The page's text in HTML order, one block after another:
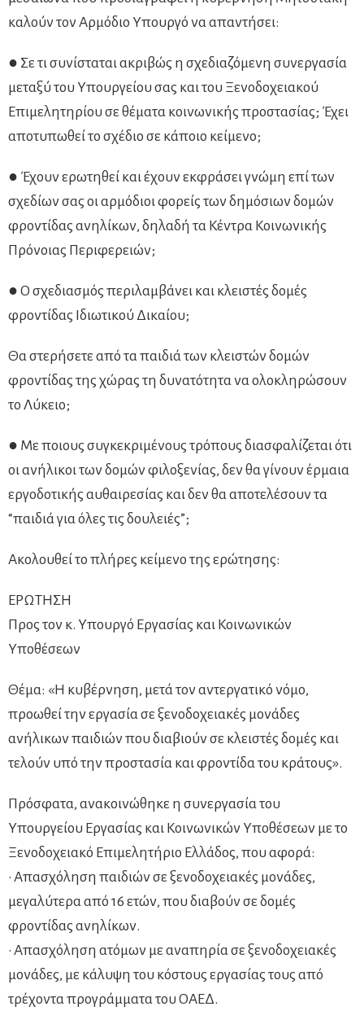
καλούν τον Αρμόδιο Υπουργό να απαντήσει:
● Σε τι συνίσταται ακριβώς η σχεδιαζόμενη συνεργασία
μεταξύ του Υπουργείου σας και του Ξενοδοχειακού
Επιμελητηρίου σε θέματα κοινωνικής προστασίας; Έχει
αποτυπωθεί το σχέδιο σε κάποιο κείμενο;
● Έχουν ερωτηθεί και έχουν εκφράσει γνώμη επί των
σχεδίων σας οι αρμόδιοι φορείς των δημόσιων δομών
φροντίδας ανηλίκων, δηλαδή τα Κέντρα Κοινωνικής
Πρόνοιας Περιφερειών;
● Ο σχεδιασμός περιλαμβάνει και κλειστές δομές
φροντίδας Ιδιωτικού Δικαίου;
Θα στερήσετε από τα παιδιά των κλειστών δομών
φροντίδας της χώρας τη δυνατότητα να ολοκληρώσουν
το Λύκειο;
● Με ποιους συγκεκριμένους τρόπους διασφαλίζεται ότι
οι ανήλικοι των δομών φιλοξενίας, δεν θα γίνουν έρμαια
εργοδοτικής αυθαιρεσίας και δεν θα αποτελέσουν τα
“παιδιά για όλες τις δουλειές”;
Ακολουθεί το πλήρες κείμενο της ερώτησης:
ΕΡΩΤΗΣΗ
Προς τον κ. Υπουργό Εργασίας και Κοινωνικών
Υποθέσεων
Θέμα: «Η κυβέρνηση, μετά τον αντεργατικό νόμο,
προωθεί την εργασία σε ξενοδοχειακές μονάδες
ανήλικων παιδιών που διαβιούν σε κλειστές δομές και
τελούν υπό την προστασία και φροντίδα του κράτους».
Πρόσφατα, ανακοινώθηκε η συνεργασία του
Υπουργείου Εργασίας και Κοινωνικών Υποθέσεων με το
Ξενοδοχειακό Επιμελητήριο Ελλάδος, που αφορά:
• Απασχόληση παιδιών σε ξενοδοχειακές μονάδες,
μεγαλύτερα από 16 ετών, που διαβούν σε δομές
φροντίδας ανηλίκων.
• Απασχόληση ατόμων με αναπηρία σε ξενοδοχειακές
μονάδες, με κάλυψη του κόστους εργασίας τους από
τρέχοντα προγράμματα του ΟΑΕΔ.